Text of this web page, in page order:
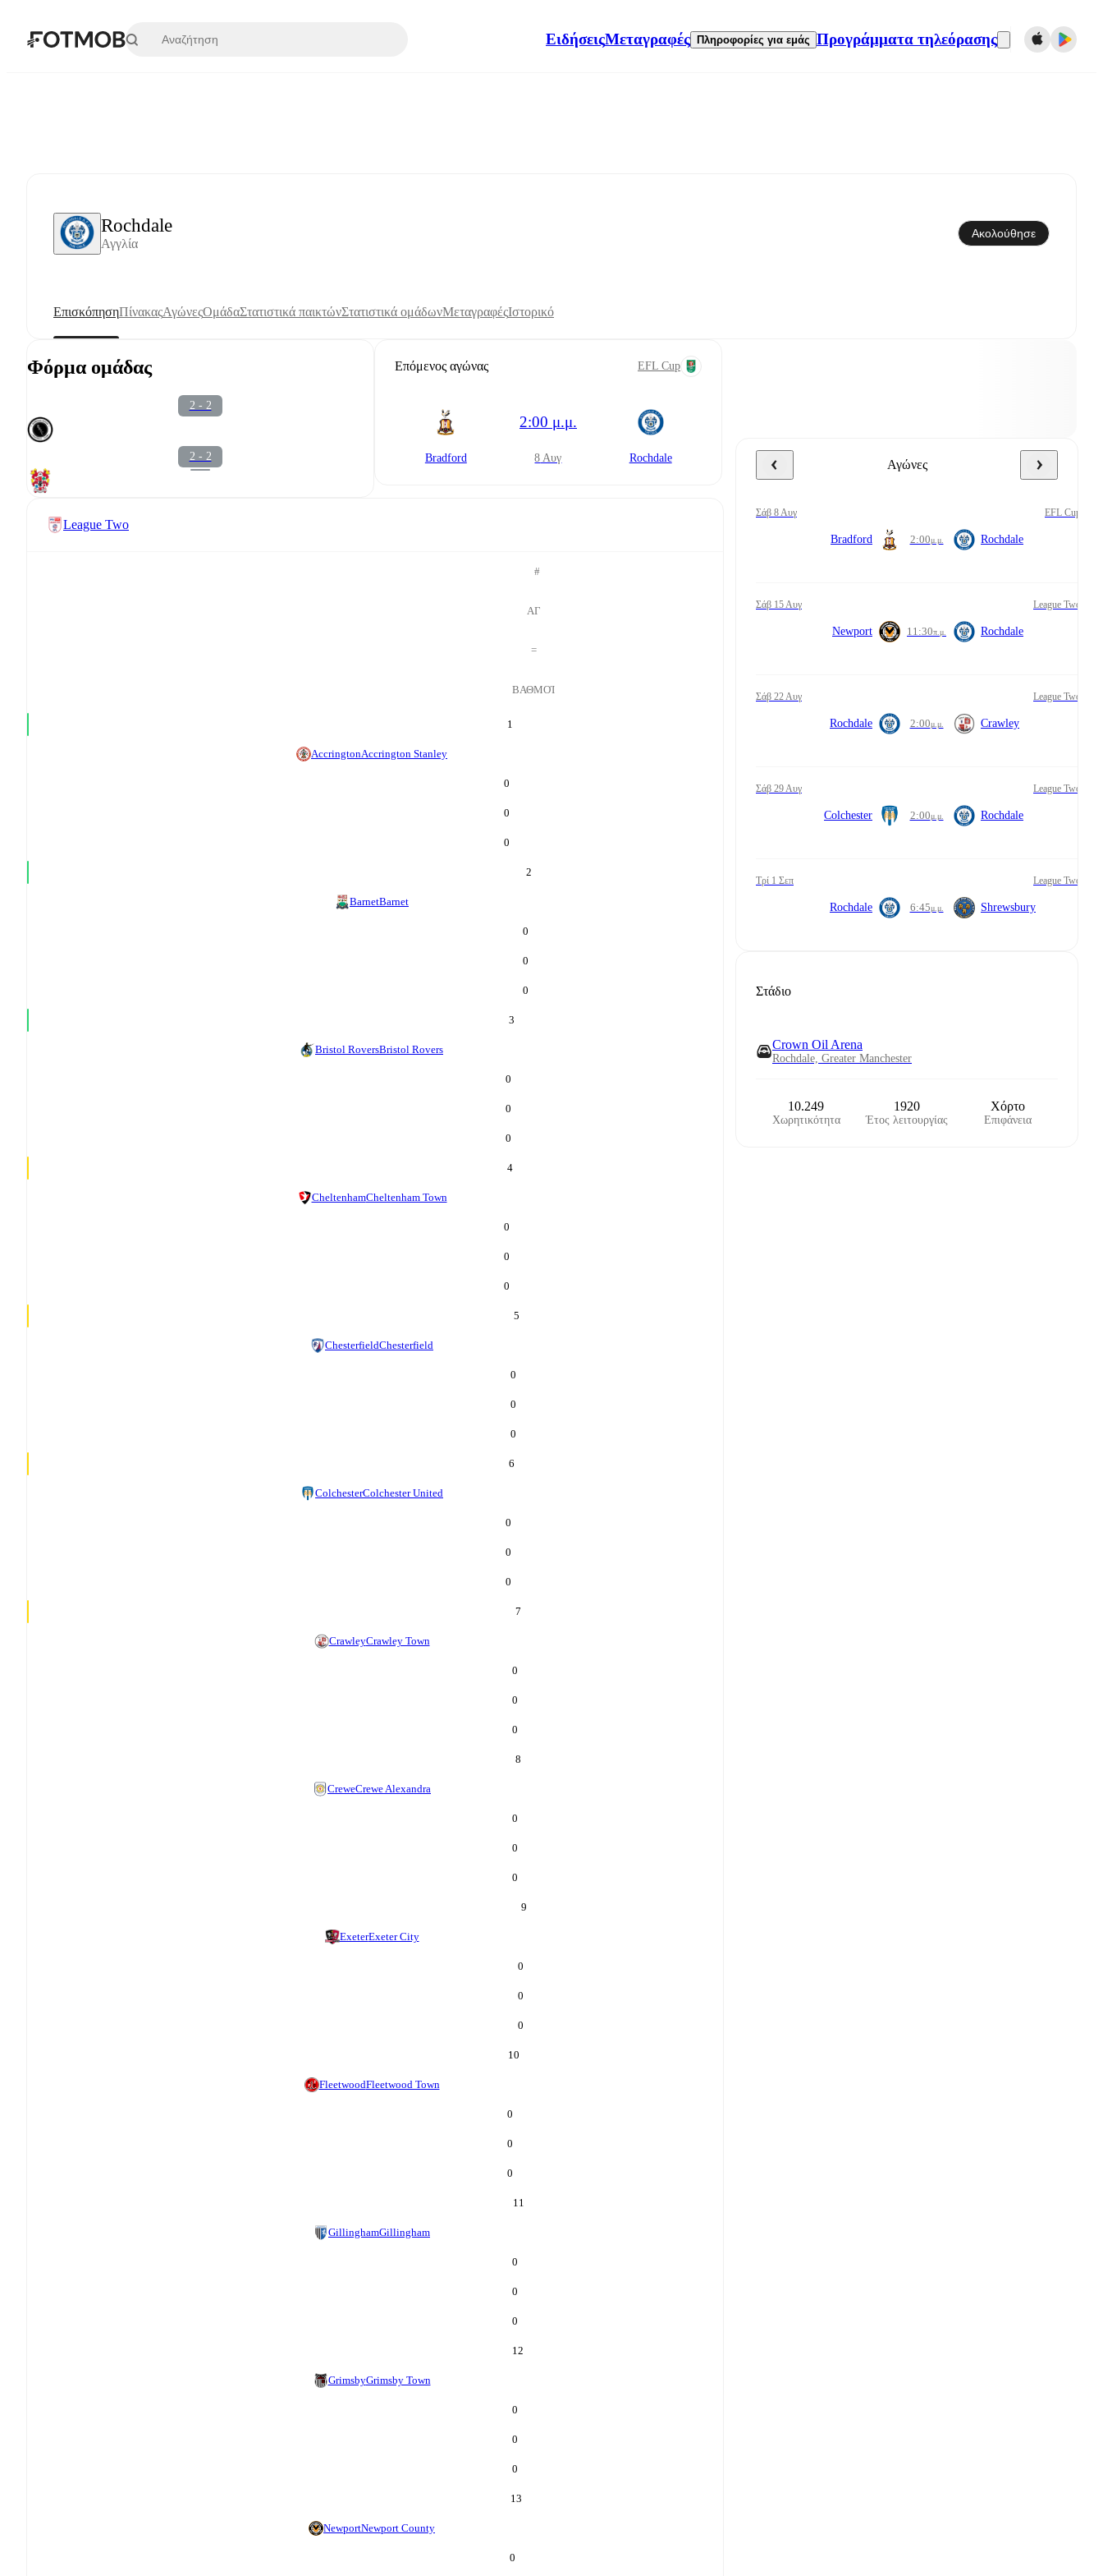
ΕιδήσειςΜεταγραφές Πληροφορίες για εμάς Προγράμματα τηλεόρασης
Rochdale
Αγγλία
Ακολούθησε
ΕπισκόπησηΠίνακαςΑγώνεςΟμάδαΣτατιστικά παικτώνΣτατιστικά ομάδωνΜεταγραφέςΙστορικό
Φόρμα ομάδας
2 - 2
2 - 2
Επόμενος αγώνας EFL Cup
Bradford
2:00 μ.μ.
8 Αυγ Rochdale
League Two
#
ΑΓ
=
ΒΑΘΜΟΊ
1
AccringtonAccrington Stanley
0
0
0
2
BarnetBarnet
0
0
0
3
Bristol RoversBristol Rovers
0
0
0
4
CheltenhamCheltenham Town
0
0
0
5
ChesterfieldChesterfield
0
0
0
6
ColchesterColchester United
0
0
0
7
CrawleyCrawley Town
0
0
0
8
CreweCrewe Alexandra
0
0
0
9
ExeterExeter City
0
0
0
10
FleetwoodFleetwood Town
0
0
0
11
GillinghamGillingham
0
0
0
12
GrimsbyGrimsby Town
0
0
0
13
NewportNewport County
0
Αγώνες
Σάβ 8 Αυγ EFL Cup
Bradford 2:00μ.μ. Rochdale
Σάβ 15 Αυγ League Two
Newport 11:30π.μ. Rochdale
Σάβ 22 Αυγ League Two
Rochdale 2:00μ.μ. Crawley
Σάβ 29 Αυγ League Two
Colchester 2:00μ.μ. Rochdale
Τρί 1 Σεπ League Two
Rochdale 6:45μ.μ. Shrewsbury
Στάδιο
Crown Oil Arena
Rochdale, Greater Manchester
10.249
Χωρητικότητα
1920
Έτος λειτουργίας
Χόρτο
Επιφάνεια